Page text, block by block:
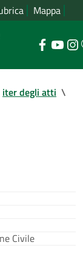
Mappa
iter degli atti \
Civile